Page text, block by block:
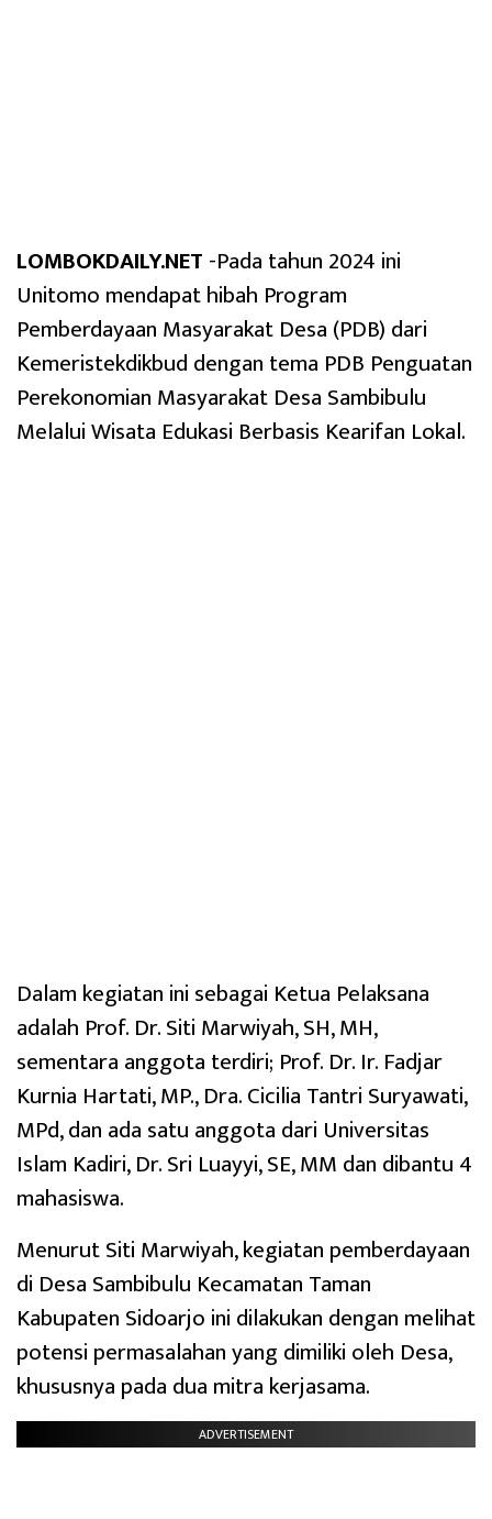
LOMBOKDAILY.NET -Pada tahun 2024 ini
Unitomo mendapat hibah Program
Pemberdayaan Masyarakat Desa (PDB) dari
Kemeristekdikbud dengan tema PDB Penguatan
Perekonomian Masyarakat Desa Sambibulu
Melalui Wisata Edukasi Berbasis Kearifan Lokal.
Dalam kegiatan ini sebagai Ketua Pelaksana
adalah Prof. Dr. Siti Marwiyah, SH, MH,
sementara anggota terdiri; Prof. Dr. Ir. Fadjar
Kurnia Hartati, MP., Dra. Cicilia Tantri Suryawati,
MPd, dan ada satu anggota dari Universitas
Islam Kadiri, Dr. Sri Luayyi, SE, MM dan dibantu 4
mahasiswa.
Menurut Siti Marwiyah, kegiatan pemberdayaan
di Desa Sambibulu Kecamatan Taman
Kabupaten Sidoarjo ini dilakukan dengan melihat
potensi permasalahan yang dimiliki oleh Desa,
khususnya pada dua mitra kerjasama.
ADVERTISEMENT